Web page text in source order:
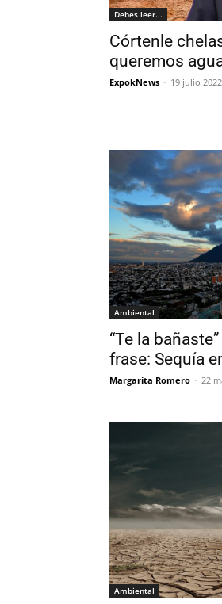
Debes leer...
Córtenle
queremos
ExpokNews - 19 julio 2022
Ambiental
“Te la
frase: Sequía
Margarita Romero - 22
Ambiental